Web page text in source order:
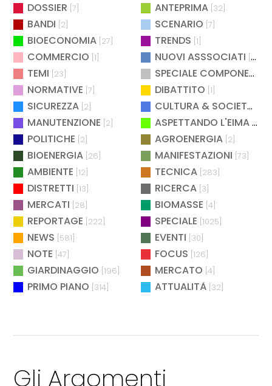
DOSSIER [7] ANTEPRIMA [32]
BANDI [2] SCENARIO [7]
BIOECONOMIA [27] TRENDS [1]
COMMERCIO [1] NUOVI ASSSOCIATI [15]
TEMI [23]
SPECIALE COMPONENTISTICA
NORMATIVE [7] DIBATTITO [1]
SICUREZZA [2] CULTURA & SOCIETÀ
MANUTENZIONE [2] ASPETTANDO L'EIMA [4]
POLITICHE [2] AGROENERGIA [2]
BIOENERGIA [26] MANIFESTAZIONI [73]
AMBIENTE [12] TECNICA [283]
DISTRETTI [13] RICERCA [3]
MERCATI [28] BIOMASSE [4]
REPORTAGE [222] SPECIALE [1025]
NEWS [581] EVENTI [30]
NOTE [47] FOCUS [126]
GIARDINAGGIO [196] MERCATO [4]
PRIMO PIANO [314] ATTUALITÀ [32]
Gli Argomenti